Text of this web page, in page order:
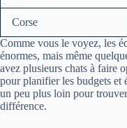
Corse
Comme vous le voyez, les
énormes, mais même
avez plusieurs chats à faire
pour planifier les budgets et
un peu plus loin pour
différence.